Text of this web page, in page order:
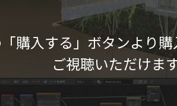
購入する」ボタンより購
ご視聴いただけま